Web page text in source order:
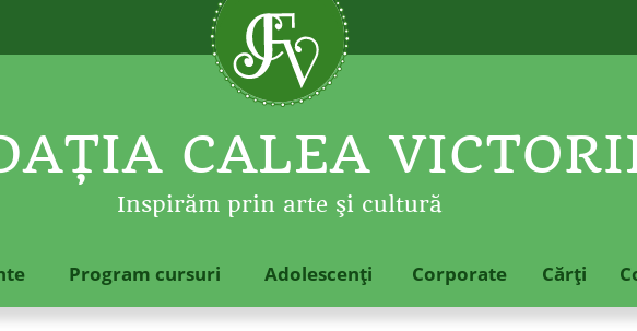
CALEA
Inspirăm prin arte şi cultură
Program cursuri Adolescenţi Corporate Cărţi